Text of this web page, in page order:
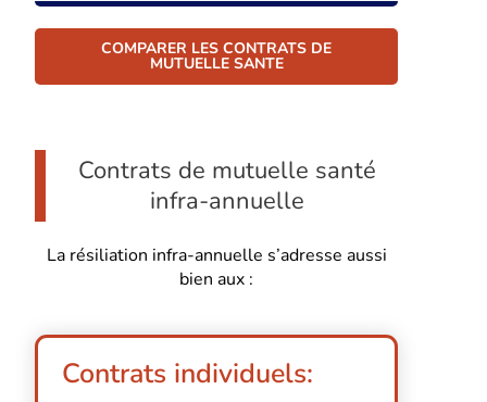
COMPARER LES CONTRATS DE
MUTUELLE SANTE
Contrats de mutuelle santé
infra-annuelle
La résiliation infra-annuelle s’adresse aussi
bien aux :
Contrats individuels: